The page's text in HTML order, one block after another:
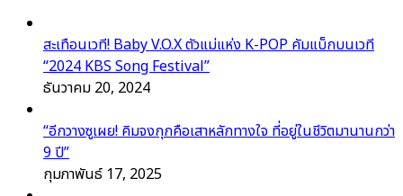
สะเทือนเวที! Baby V.O.X ตัวแม่แห่ง K-POP คัมแบ็กบนเวที
“2024 KBS Song Festival”
ธันวาคม 20, 2024
“อีกวางซูเผย! คิมจงกุกคือเสาหลักทางใจ ที่อยู่ในชีวิตมานานกว่า
9 ปี”
กุมภาพันธ์ 17, 2025